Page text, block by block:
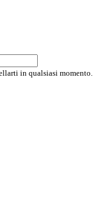
in qualsiasi momento.